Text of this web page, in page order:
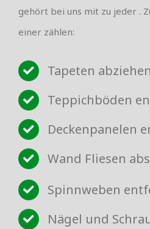
gehört bei uns mit zu jeder .
einer zählen:
Tapeten abziehen
Teppichböden
Deckenpanelen
Wand Fliesen
Spinnweben
Nägel und